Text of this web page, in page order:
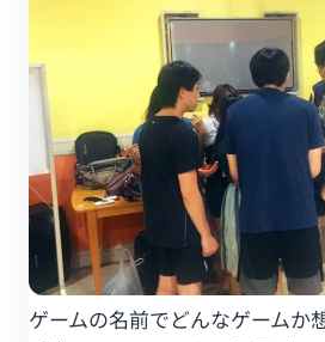
ゲームの名前でどんなゲームか